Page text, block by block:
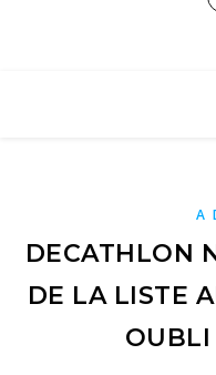
A
DECATHLON
DE LA LISTE
OUBLI